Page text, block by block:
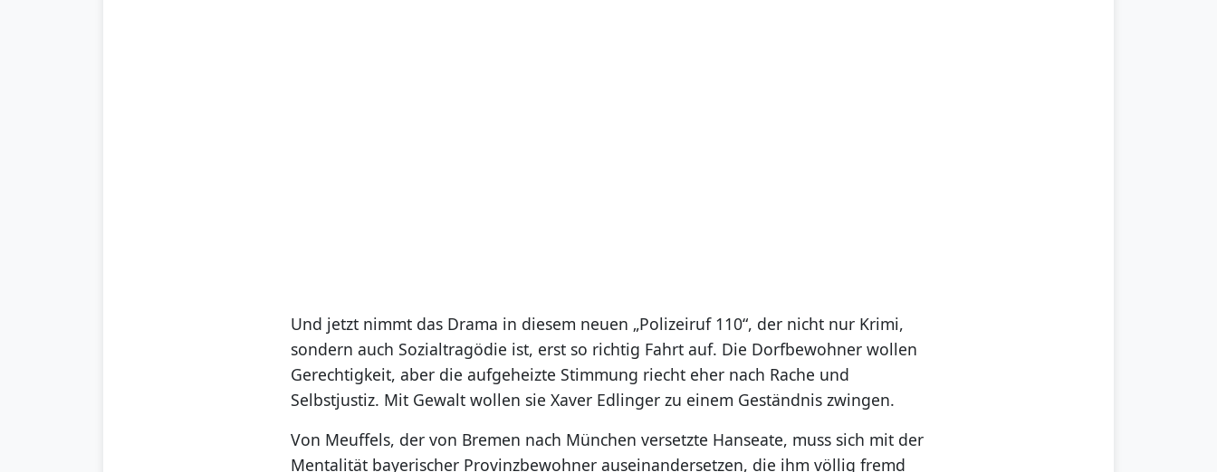
Und jetzt nimmt das Drama in diesem neuen „Polizeiruf 110“, der nicht nur Krimi,
sondern auch Sozialtragödie ist, erst so richtig Fahrt auf. Die Dorfbewohner wollen
Gerechtigkeit, aber die aufgeheizte Stimmung riecht eher nach Rache und
Selbstjustiz. Mit Gewalt wollen sie Xaver Edlinger zu einem Geständnis zwingen.
Von Meuffels, der von Bremen nach München versetzte Hanseate, muss sich mit der
Mentalität bayerischer Provinzbewohner auseinandersetzen, die ihm völlig fremd